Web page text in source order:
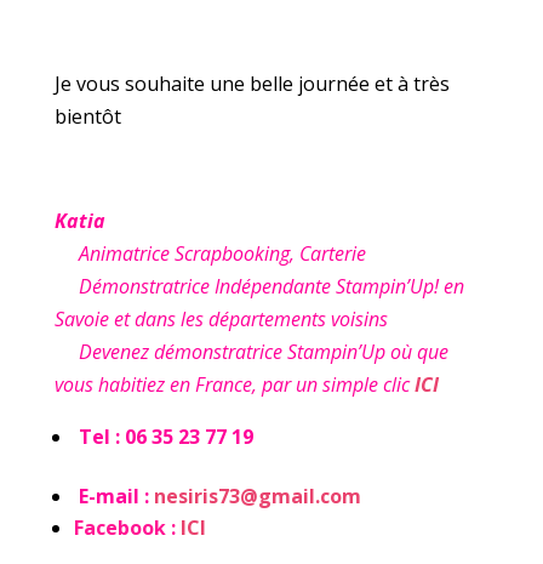
Je vous souhaite une belle journée et à très
bientôt
Katia
Animatrice Scrapbooking, Carterie
Démonstratrice Indépendante Stampin’Up! en
Savoie et dans les départements voisins
Devenez démonstratrice Stampin’Up où que
vous habitiez en France, par un simple clicICI
Tel : 06 35 23 77 19
E-mail : nesiris73@gmail.com
Facebook :ICI